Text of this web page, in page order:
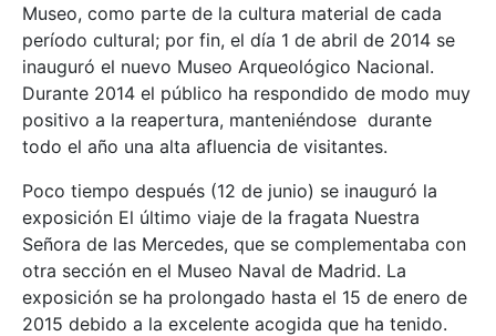
Museo, como parte de la cultura material de cada
período cultural; por fin, el día 1 de abril de 2014 se
inauguró el nuevo Museo Arqueológico Nacional.
Durante 2014 el público ha respondido de modo muy
positivo a la reapertura, manteniéndose durante
todo el año una alta afluencia de visitantes.
Poco tiempo después (12 de junio) se inauguró la
exposición El último viaje de la fragata Nuestra
Señora de las Mercedes, que se complementaba con
otra sección en el Museo Naval de Madrid. La
exposición se ha prolongado hasta el 15 de enero de
2015 debido a la excelente acogida que ha tenido.